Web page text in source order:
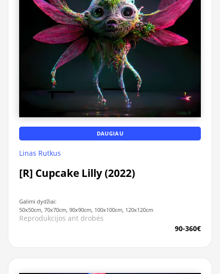
DAUGIAU
Linas Rutkus
[R] Cupcake Lilly (2022)
Galimi dydžiai:
50x50cm, 70x70cm, 90x90cm, 100x100cm, 120x120cm
Reprodukcijos ant drobės
90-360€